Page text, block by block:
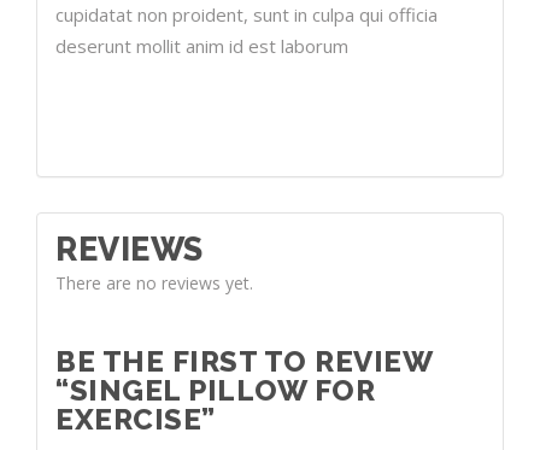
cupidatat non proident, sunt in culpa qui officia
deserunt mollit anim id est laborum
REVIEWS
There are no reviews yet.
BE THE FIRST TO REVIEW
“SINGEL PILLOW FOR
EXERCISE”